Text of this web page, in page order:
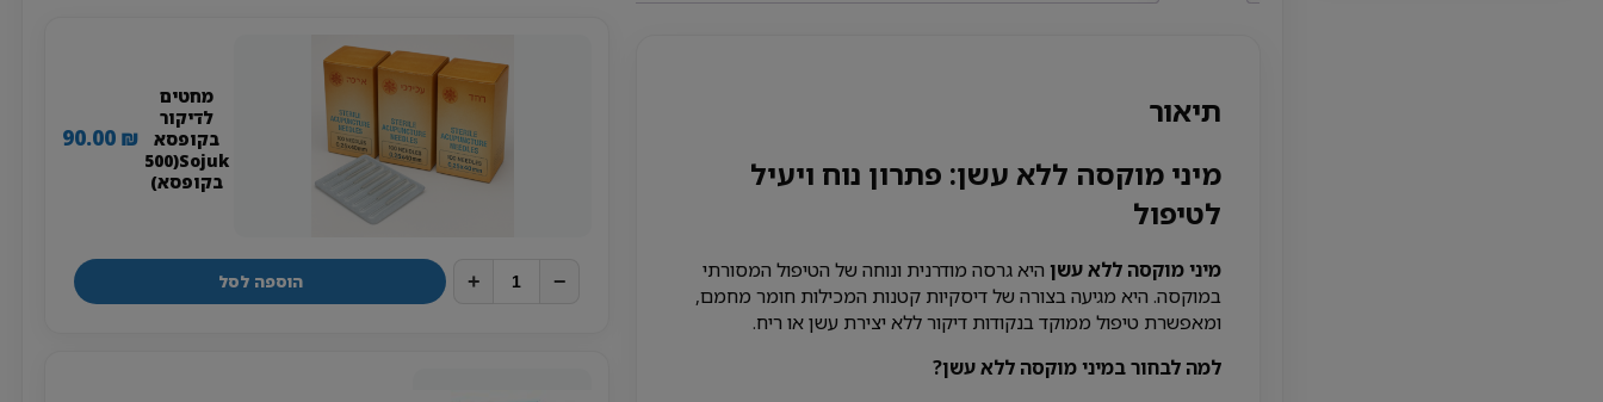
תיאור
מיני מוקסה ללא עשן: פתרון נוח ויעיל
לטיפול
מיני מוקסה ללא עשן היא גרסה מודרנית ונוחה של הטיפול המסורתי
במוקסה. היא מגיעה בצורה של דיסקיות קטנות המכילות חומר מחמם,
ומאפשרת טיפול ממוקד בנקודות דיקור ללא יצירת עשן או ריח.
למה לבחור במיני מוקסה ללא עשן?
מחטים
לדיקור
בקופסא
Sojuk(500
בקופסא)
90.00 ₪
−
+ הוספה לסל